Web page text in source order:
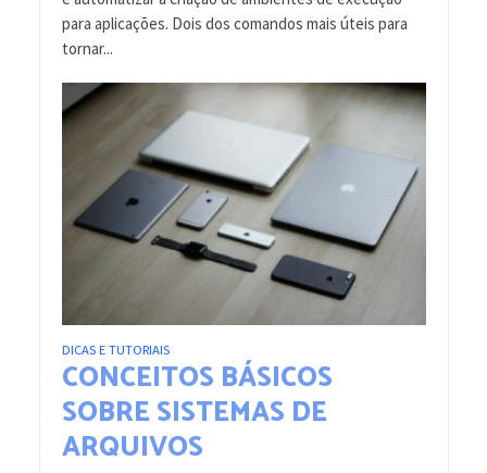
para aplicações. Dois dos comandos mais úteis para
tornar...
DICAS E TUTORIAIS
CONCEITOS BÁSICOS
SOBRE SISTEMAS DE
ARQUIVOS